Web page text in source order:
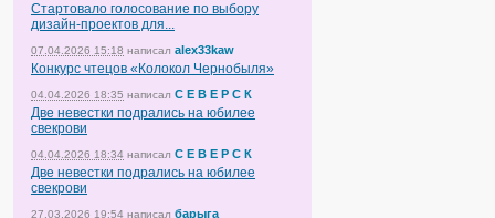
Стартовало голосование по выбору
дизайн-проектов для...
07.04.2026 15:18 написал alex33kaw
Конкурс чтецов «Колокол Чернобыля»
04.04.2026 18:35 написал С Е В Е Р С К
Две невестки подрались на юбилее
свекрови
04.04.2026 18:34 написал С Е В Е Р С К
Две невестки подрались на юбилее
свекрови
27.03.2026 19:54 написал барыга